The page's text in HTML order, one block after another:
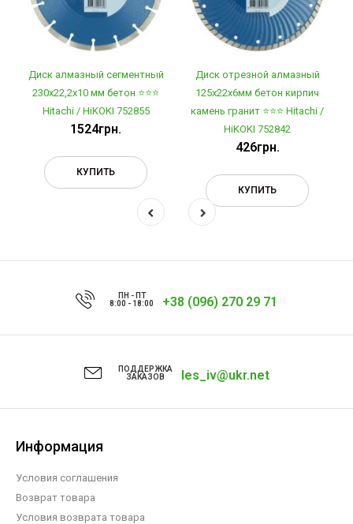
Диск алмазный сегментный
230х22,2х10 мм бетон ⭐️⭐️⭐️
Hitachi / HiKOKI 752855
1524грн.
КУПИТЬ
Диск отрезной алмазный
125х22х6мм бетон кирпич
камень гранит ⭐️⭐️⭐️ Hitachi /
HiKOKI 752842
426грн.
КУПИТЬ
ПН - ПТ
8:00 - 18:00
+38 (096) 270 29 71
ПОДДЕРЖКА
ЗАКАЗОВ
les_iv@ukr.net
Информация
Условия соглашения
Возврат товара
Условия возврата товара